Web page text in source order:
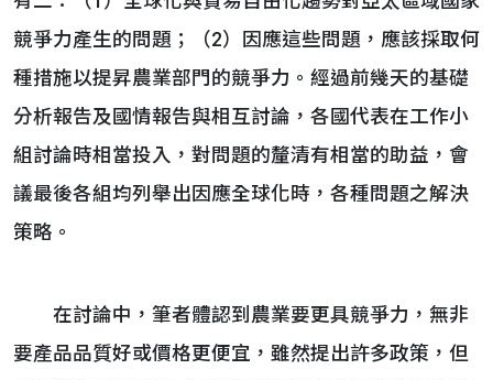
競爭力產生的問題；（2）因應這些問題，應該採取何
種措施以提昇農業部門的競爭力。經過前幾天的基礎
分析報告及國情報告與相互討論，各國代表在工作小
組討論時相當投入，對問題的釐清有相當的助益，會
議最後各組均列舉出因應全球化時，各種問題之解決
策略。
在討論中，筆者體認到農業要更具競爭力，無非
要產品品質好或價格更便宜，雖然提出許多政策，但